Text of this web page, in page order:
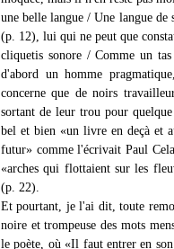
une belle langue / Une langue de
(p. 12), lui qui ne peut que
cliquetis sonore / Comme un
d'abord un homme
concerne que de noirs
sortant de leur trou pour
bel et bien «un livre en deçà et
futur» comme l'écrivait Paul
«arches qui flottaient sur les
(p. 22).
Et pourtant, je l'ai dit, toute
noire et trompeuse des mots
le poète, où «Il faut entrer en